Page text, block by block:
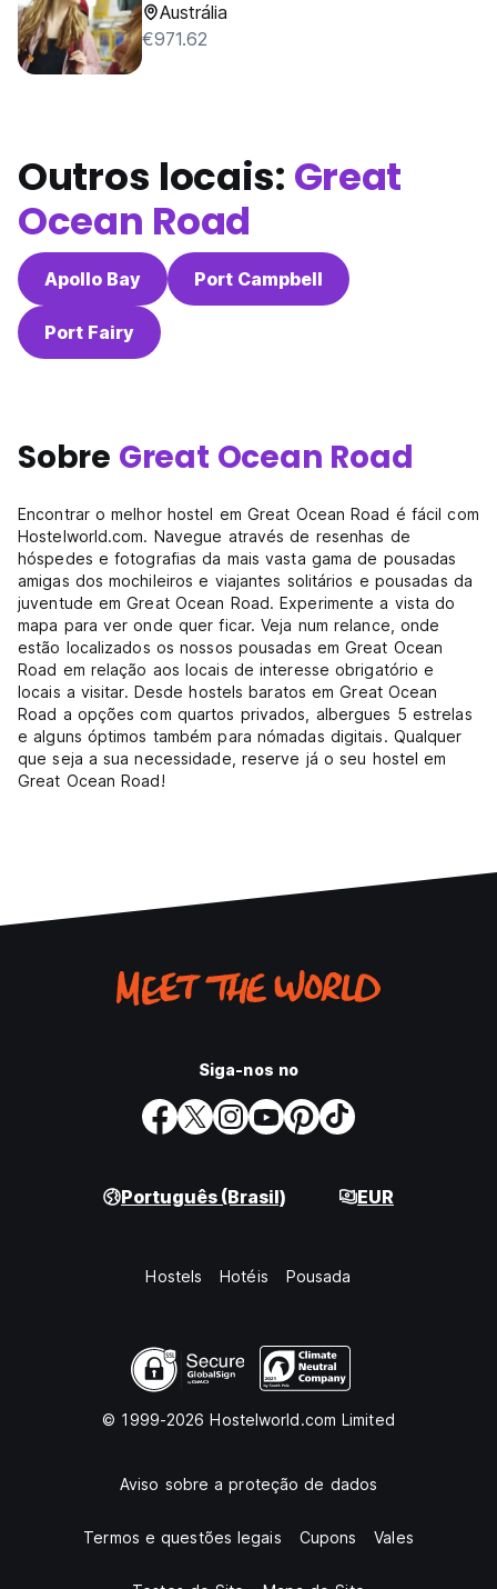
Austrália
€971.62
Outros locais: Great
Ocean Road
Apollo Bay Port Campbell
Port Fairy
Sobre Great Ocean Road
Encontrar o melhor hostel em Great Ocean Road é fácil com
Hostelworld.com. Navegue através de resenhas de
hóspedes e fotografias da mais vasta gama de pousadas
amigas dos mochileiros e viajantes solitários e pousadas da
juventude em Great Ocean Road. Experimente a vista do
mapa para ver onde quer ficar. Veja num relance, onde
estão localizados os nossos pousadas em Great Ocean
Road em relação aos locais de interesse obrigatório e
locais a visitar. Desde hostels baratos em Great Ocean
Road a opções com quartos privados, albergues 5 estrelas
e alguns óptimos também para nómadas digitais. Qualquer
que seja a sua necessidade, reserve já o seu hostel em
Great Ocean Road!
Siga-nos no
Português (Brasil) EUR
Hostels Hotéis Pousada
© 1999-2026 Hostelworld.com Limited
Aviso sobre a proteção de dados
Termos e questões legais Cupons Vales